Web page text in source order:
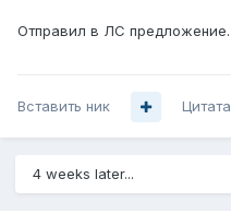
Отправил в ЛС предложение.
Вставить ник Цитата
4 weeks later...